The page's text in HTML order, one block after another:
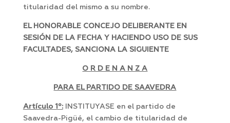
titularidad del mismo a su nombre.
EL HONORABLE CONCEJO DELIBERANTE EN
SESIÓN DE LA FECHA Y HACIENDO USO DE SUS
FACULTADES, SANCIONA LA SIGUIENTE
O R D E N A N Z A
PARA EL PARTIDO DE SAAVEDRA
Artículo 1º:INSTITUYASE en el partido de
Saavedra-Pigüé, el cambio de titularidad de